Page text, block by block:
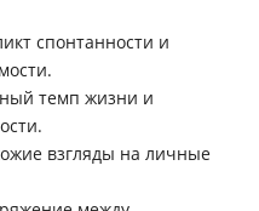
спонтанности и
темп жизни и
взгляды на личные